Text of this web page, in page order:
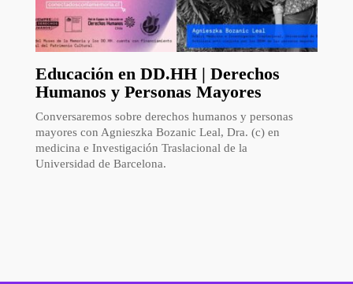
Educación en DD.HH | Derechos
Humanos y Personas Mayores
Conversaremos sobre derechos humanos y personas
mayores con Agnieszka Bozanic Leal, Dra. (c) en
medicina e Investigación Traslacional de la
Universidad de Barcelona.